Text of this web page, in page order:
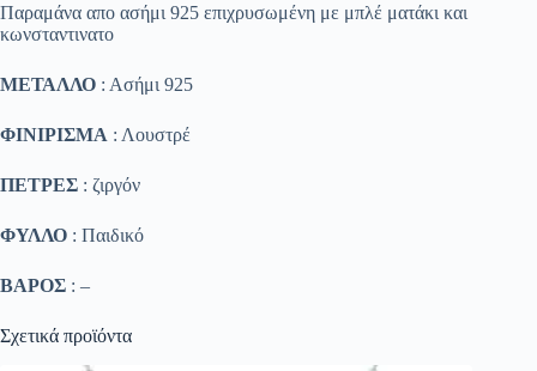
Παραμάνα απο ασήμι 925 επιχρυσωμένη με μπλέ ματάκι και
κωνσταντινατο
ΜΕΤΑΛΛΟ : Ασήμι 925
ΦΙΝΙΡΙΣΜΑ : Λουστρέ
ΠΕΤΡΕΣ : ζιργόν
ΦΥΛΛΟ : Παιδικό
ΒΑΡΟΣ : –
Σχετικά προϊόντα